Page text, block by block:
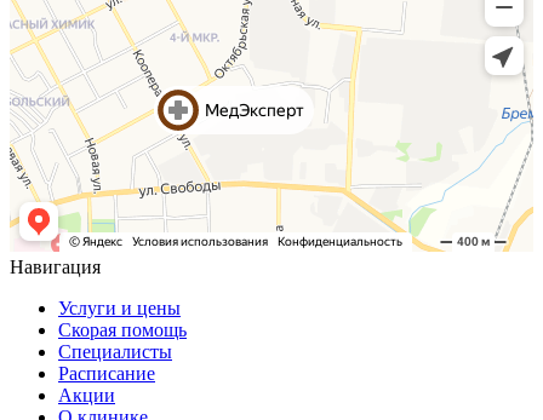
Навигация
Услуги и цены
Скорая помощь
Специалисты
Расписание
Акции